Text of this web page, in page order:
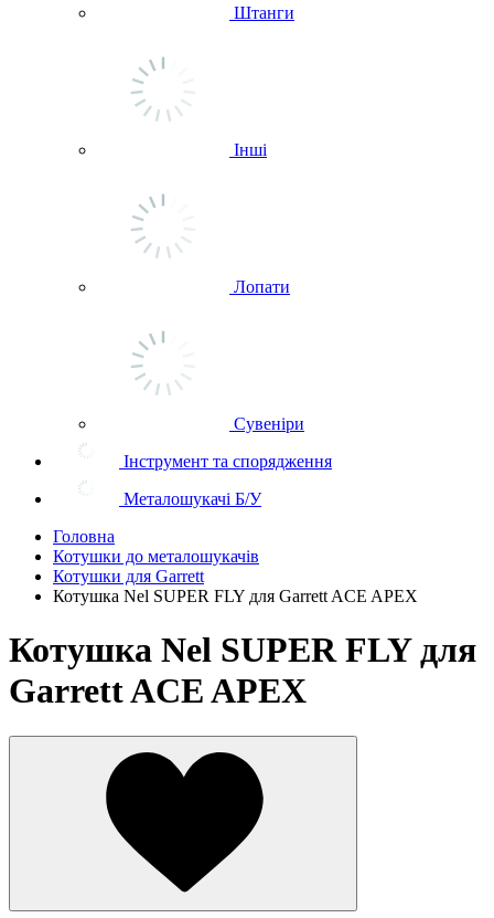
Штанги
Інші
Лопати
Сувеніри
Інструмент та спорядження
Металошукачі Б/У
Головна
Котушки до металошукачів
Котушки для Garrett
Котушка Nel SUPER FLY для Garrett ACE APEX
Котушка Nel SUPER FLY для
Garrett ACE APEX